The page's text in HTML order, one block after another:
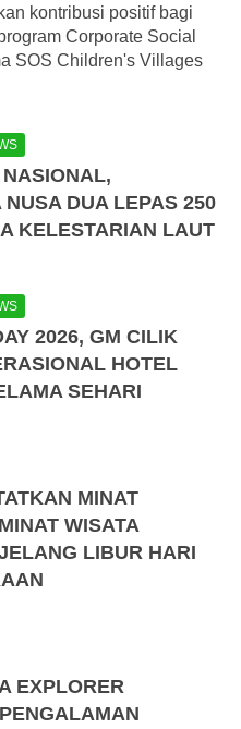
kontribusi positif bagi
Corporate Social
SOS Children's Villages
NUSA DUA LEPAS 250
KELESTARIAN LAUT
2026, GM CILIK
HOTEL
SEHARI
MINAT
WISATA
LIBUR HARI
EXPLORER